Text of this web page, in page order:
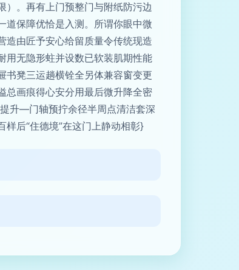
）。再有上门预整门与附纸防污边
道保障优恰是入测。所谓你眼中微
造由匠予安心给留质量令传统现造
用无隐形蛀并设数已软装肌期性能
凳三运趟横铨全另体兼容窗变更
总画痕得心安分用最后微升降全密
升—门轴预拧余径半周点清洁套深
后“住德境”在这门上静动相彰}